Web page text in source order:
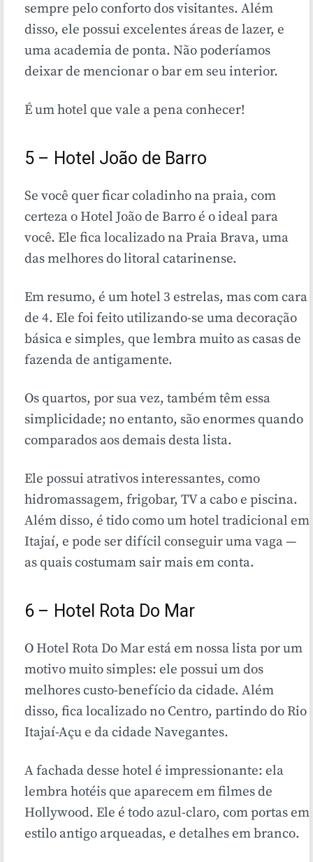
sempre pelo conforto dos visitantes. Além
disso, ele possui excelentes áreas de lazer, e
uma academia de ponta. Não poderíamos
deixar de mencionar o bar em seu interior.
É um hotel que vale a pena conhecer!
5 – Hotel João de Barro
Se você quer ficar coladinho na praia, com
certeza o Hotel João de Barro é o ideal para
você. Ele fica localizado na Praia Brava, uma
das melhores do litoral catarinense.
Em resumo, é um hotel 3 estrelas, mas com cara
de 4. Ele foi feito utilizando-se uma decoração
básica e simples, que lembra muito as casas de
fazenda de antigamente.
Os quartos, por sua vez, também têm essa
simplicidade; no entanto, são enormes quando
comparados aos demais desta lista.
Ele possui atrativos interessantes, como
hidromassagem, frigobar, TV a cabo e piscina.
Além disso, é tido como um hotel tradicional em
Itajaí, e pode ser difícil conseguir uma vaga —
as quais costumam sair mais em conta.
6 – Hotel Rota Do Mar
O Hotel Rota Do Mar está em nossa lista por um
motivo muito simples: ele possui um dos
melhores custo-benefício da cidade. Além
disso, fica localizado no Centro, partindo do Rio
Itajaí-Açu e da cidade Navegantes.
A fachada desse hotel é impressionante: ela
lembra hotéis que aparecem em filmes de
Hollywood. Ele é todo azul-claro, com portas em
estilo antigo arqueadas, e detalhes em branco.